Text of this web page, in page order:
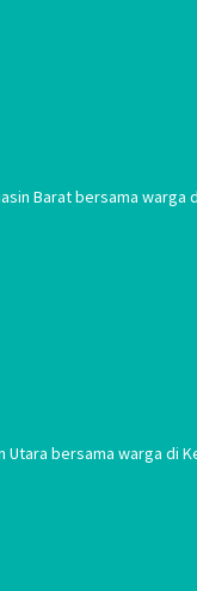
Barat bersama warga
bersama warga di